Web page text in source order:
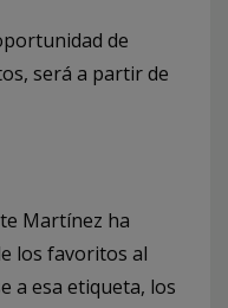
de
será a partir de
Martínez ha
los favoritos al
a esa etiqueta, los